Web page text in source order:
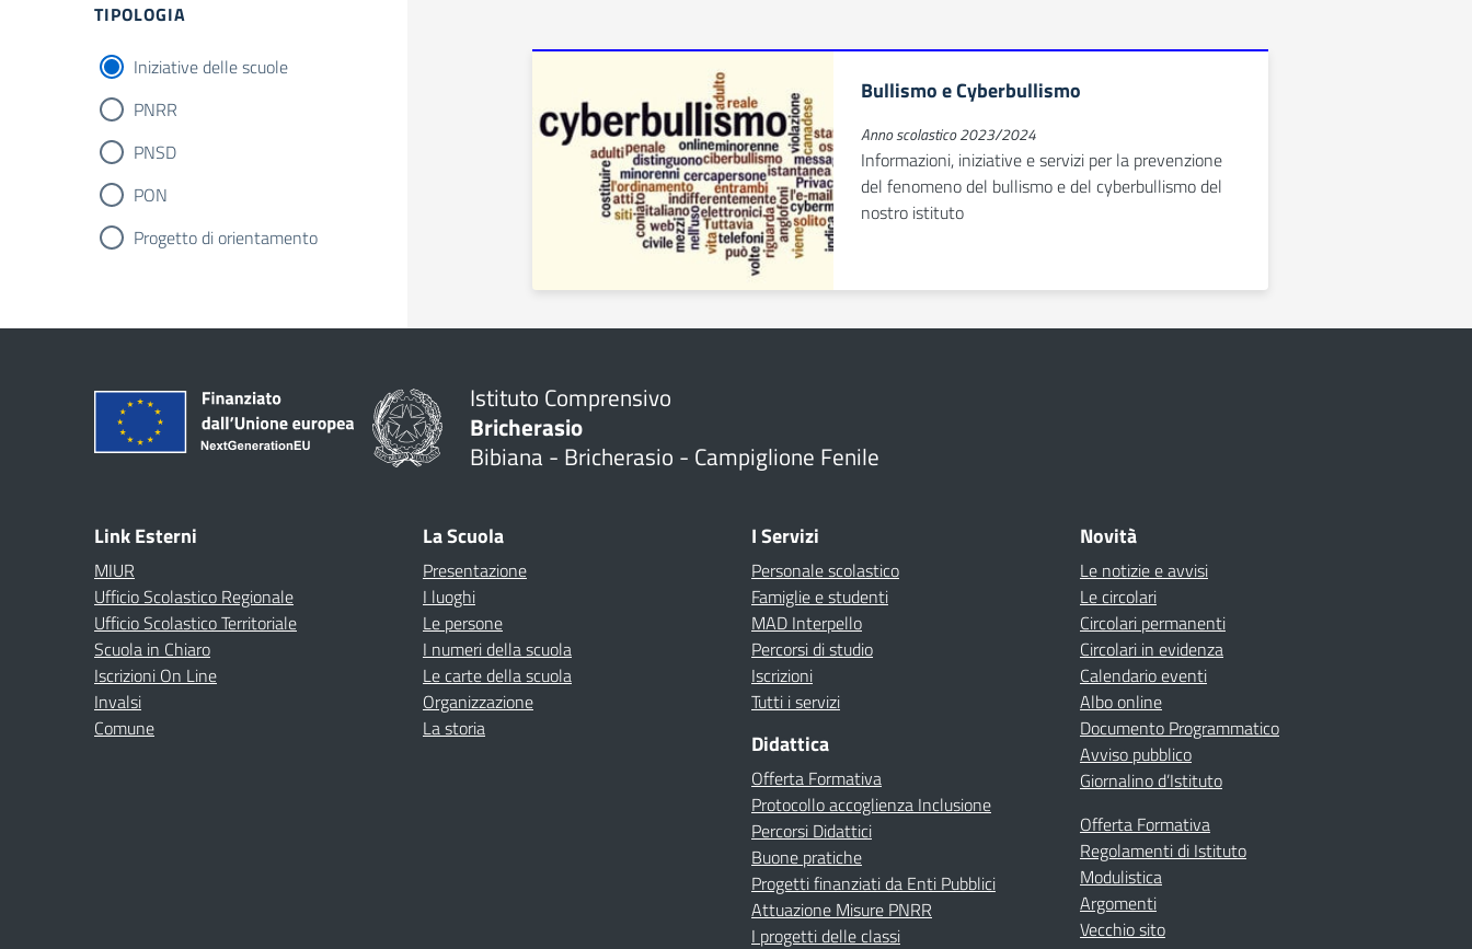
TIPOLOGIA
Iniziative delle scuole
PNRR
PNSD
PON
Progetto di orientamento
Bullismo e Cyberbullismo
Anno scolastico 2023/2024
Informazioni, iniziative e servizi per la prevenzione
del fenomeno del bullismo e del cyberbullismo del
nostro istituto
Istituto Comprensivo
Bricherasio
Bibiana - Bricherasio - Campiglione Fenile
Link Esterni
MIUR
Ufficio Scolastico Regionale
Ufficio Scolastico Territoriale
Scuola in Chiaro
Iscrizioni On Line
Invalsi
Comune
La Scuola
Presentazione
I luoghi
Le persone
I numeri della scuola
Le carte della scuola
Organizzazione
La storia
I Servizi
Personale scolastico
Famiglie e studenti
MAD Interpello
Percorsi di studio
Iscrizioni
Tutti i servizi
Didattica
Offerta Formativa
Protocollo accoglienza Inclusione
Percorsi Didattici
Buone pratiche
Progetti finanziati da Enti Pubblici
Attuazione Misure PNRR
I progetti delle classi
Novità
Le notizie e avvisi
Le circolari
Circolari permanenti
Circolari in evidenza
Calendario eventi
Albo online
Documento Programmatico
Avviso pubblico
Giornalino d’Istituto
Offerta Formativa
Regolamenti di Istituto
Modulistica
Argomenti
Vecchio sito